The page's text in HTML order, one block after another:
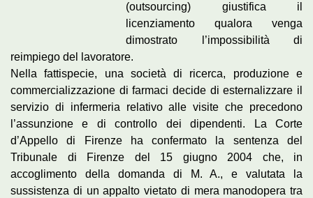
(outsourcing) giustifica il
licenziamento qualora venga
dimostrato l’impossibilità di
reimpiego del lavoratore.
Nella fattispecie, una società di ricerca, produzione e
commercializzazione di farmaci decide di esternalizzare il
servizio di infermeria relativo alle visite che precedono
l’assunzione e di controllo dei dipendenti. La Corte
d’Appello di Firenze ha confermato la sentenza del
Tribunale di Firenze del 15 giugno 2004 che, in
accoglimento della domanda di M. A., e valutata la
sussistenza di un appalto vietato di mera manodopera tra